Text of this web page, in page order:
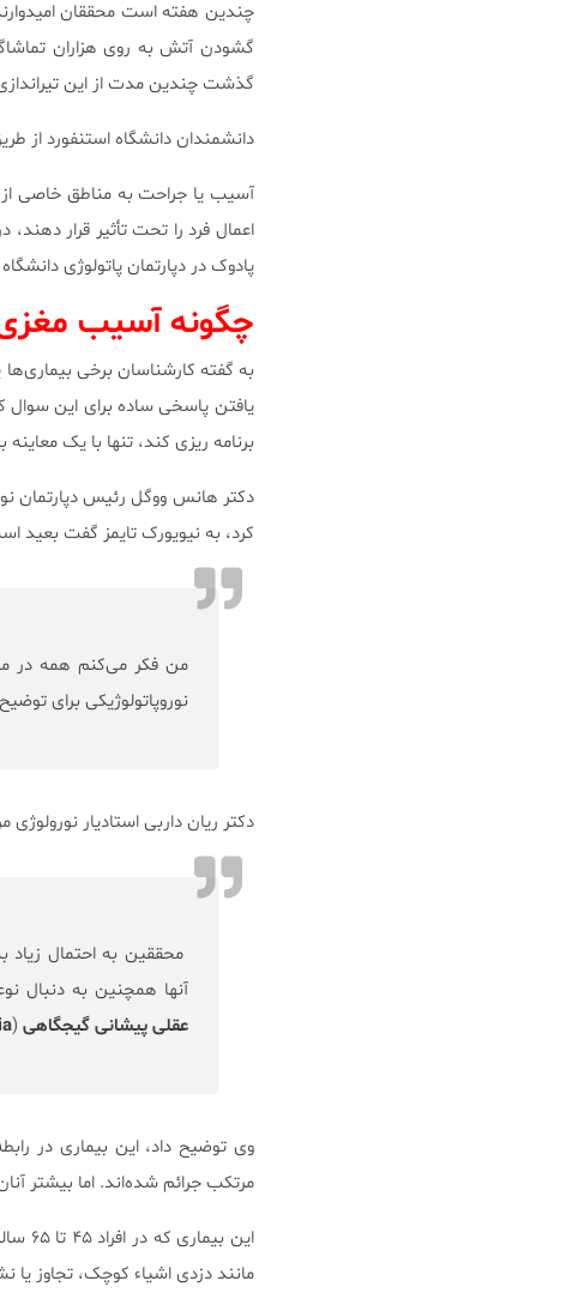
گذشت چندین مدت از این
دانشمندان دانشگاه استنفورد از
آسیب یا جراحت به مناطق خاصی از
اعمال فرد را تحت تأثیر قرار
پادوک در دپارتمان پاتولوژی
چگونه آسیب مغزی
به گفته کارشناسان برخی
یافتن پاسخی ساده برای این
برنامه ریزی کند، تنها با یک
دکتر هانس ووگل رئیس دپارتمان
کرد، به نیویورک تایمز گفت بعید
من فکر می‌کنم همه در
نوروپاتولوژیکی برای
دکتر ریان داربی استادیار
محققین به احتمال زیاد
آنها همچنین به دنبال
عقلی پیشانی گیجگاهی (
وی توضیح داد، این بیماری در
مرتکب جرائم شده‌اند. اما بیشتر
این
مانند دزدی اشیاء کوچک، تجاوز یا